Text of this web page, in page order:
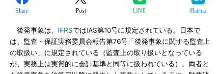
Share Post LINE Hatena
後発事象は、 IFRSではIAS第10号に規定されている。日本で
は、監査・保証実務委員会報告第76号「後発事象に関する監査上
の取扱い」に規定されている（監査上の取り扱いとなっている
が、実務上は実質的に会計基準と同等に扱われている）。両者と